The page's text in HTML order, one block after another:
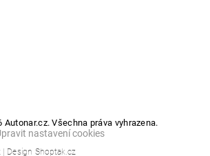
Autonar.cz. Všechna práva vyhrazena.
nastavení cookies
| DesignShoptak.cz